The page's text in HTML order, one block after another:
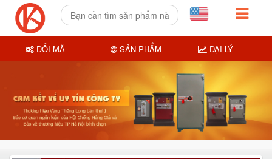
ĐỔI MÃ SẢN PHẨM ĐẠI LÝ